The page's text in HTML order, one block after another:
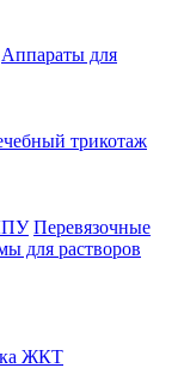
Аппараты для
трикотаж
Перевязочные
для растворов
ЖКТ